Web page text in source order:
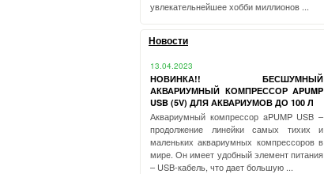
увлекательнейшее хобби миллионов ...
Новости
13.04.2023
НОВИНКА!! БЕСШУМНЫЙ
АКВАРИУМНЫЙ КОМПРЕССОР APUMP
USB (5V) ДЛЯ АКВАРИУМОВ ДО 100 Л
Аквариумный компрессор aPUMP USB –
продолжение линейки самых тихих и
маленьких аквариумных компрессоров в
мире. Он имеет удобный элемент питания
– USB-кабель, что дает большую ...